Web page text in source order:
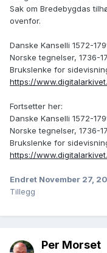
Sak om Bredebygdas
ovenfor.
Danske Kanselli 1572-
Norske tegnelser, 1736-
Brukslenke for
https://
Fortsetter her:
Danske Kanselli 1572-
Norske tegnelser, 1736-
Brukslenke for
https://
Endret November 27,
Tillegg
Per Morset